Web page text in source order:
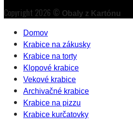
Copyright 2026 © Obaly z Kartónu
Domov
Krabice na zákusky
Krabice na torty
Klopové krabice
Vekové krabice
Archivačné krabice
Krabice na pizzu
Krabice kurčatovky